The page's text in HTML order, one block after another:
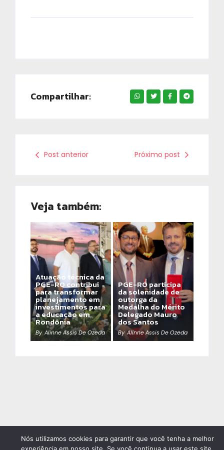
Compartilhar:
Post anterior Próximo post
Veja também:
Atuação técnica da
PGE-RO contribui
para transformar
planejamento em
investimentos para
a educação em
Rondônia
By Alinne Assis De Ozeda
PGE-RO participa
da solenidade de
outorga da
Medalha do Mérito
Delegado Mauro
dos Santos
By Alinne Assis De Ozeda
Nós utilizamos cookies para garantir que você tenha a melhor